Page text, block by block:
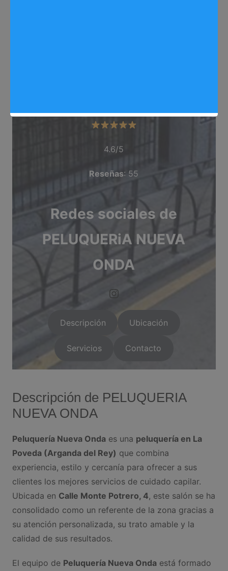
4.6/5
Reseñas: 55
Redes sociales de
PELUQUERiA NUEVA
ONDA
https://www.instagram.com/arganda.info/?next=%2F
Descripción Ubicación
Servicios Contacto
Descripción de PELUQUERIA
NUEVA ONDA
Peluquería Nueva Ondaes una peluquería en La
Poveda (Arganda del Rey) que combina
experiencia, estilo y cercanía para ofrecer a sus
clientes los mejores servicios de cuidado capilar.
Ubicada en Calle Monte Potrero, 4, este salón se ha
consolidado como un referente de la zona gracias a
su atención personalizada, su trato amable y la
calidad de sus resultados.
El equipo de Peluquería Nueva Ondaestá formado